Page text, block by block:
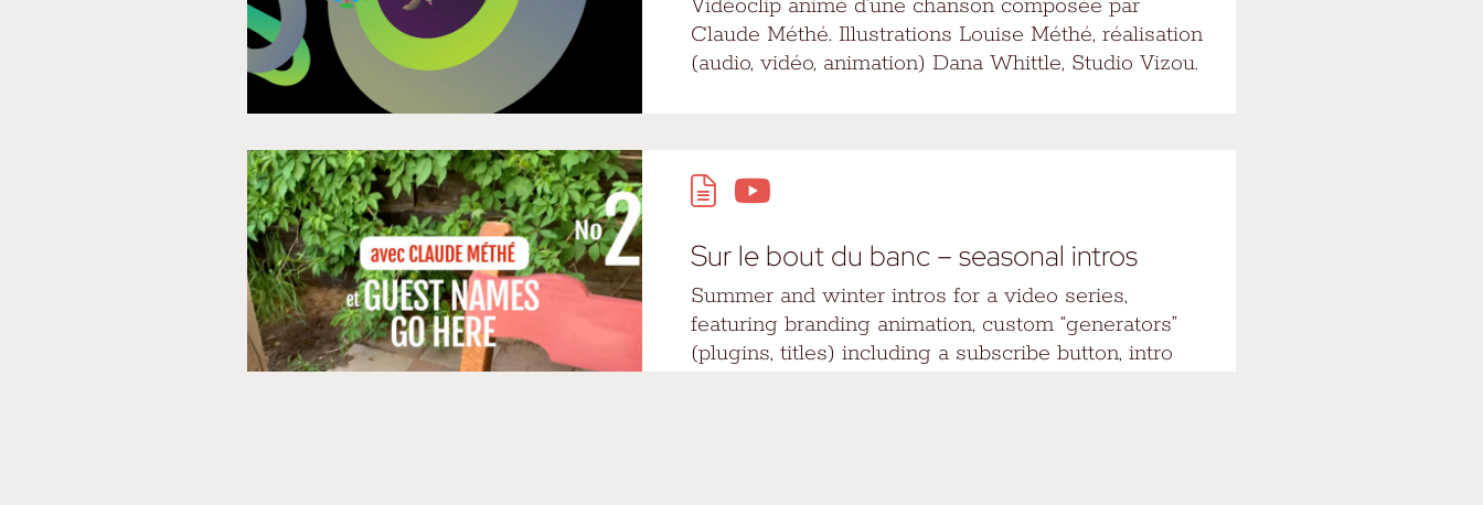
Vidéoclip animé d’une chanson composée par
Claude Méthé. Illustrations Louise Méthé, réalisation
(audio, vidéo, animation) Dana Whittle, Studio Vizou.
Sur le bout du banc – seasonal intros
Summer and winter intros for a video series,
featuring branding animation, custom “generators”
(plugins, titles) including a subscribe button, intro